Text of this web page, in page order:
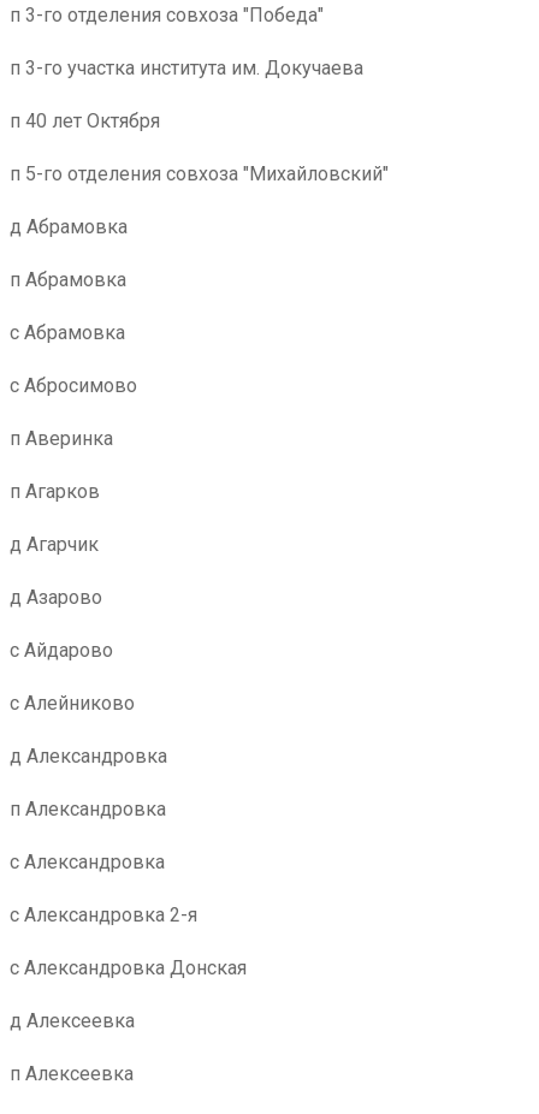
п 3-го отделения совхоза "Победа"
п 3-го участка института им. Докучаева
п 40 лет Октября
п 5-го отделения совхоза "Михайловский"
д Абрамовка
п Абрамовка
с Абрамовка
с Абросимово
п Аверинка
п Агарков
д Агарчик
д Азарово
с Айдарово
с Алейниково
д Александровка
п Александровка
с Александровка
с Александровка 2-я
с Александровка Донская
д Алексеевка
п Алексеевка